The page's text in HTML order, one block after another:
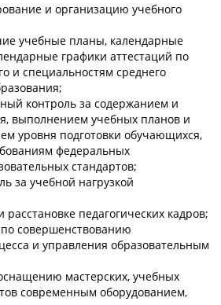
и организацию учебного
учебные планы, календарные
графики аттестаций по
и специальностям среднего
контроль за содержанием и
выполнением учебных планов и
уровня подготовки обучающихся,
федеральных
стандартов;
за учебной нагрузкой
расстановке педагогических кадров;
совершенствованию
и управления образовательным
мастерских, учебных
современным оборудованием,